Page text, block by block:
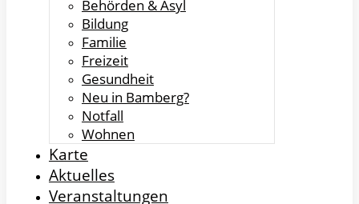
Behörden & Asyl
Bildung
Familie
Freizeit
Gesundheit
Neu in Bamberg?
Notfall
Wohnen
Karte
Aktuelles
Veranstaltungen